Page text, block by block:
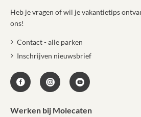
Heb je vragen of wil je vakantietips
ons!
Contact - alle parken
Inschrijven nieuwsbrief
Werken bij Molecaten